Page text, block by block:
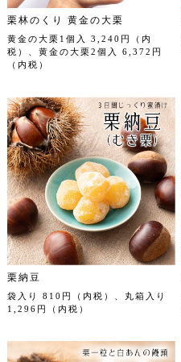
栗林のくり 黄金の大栗
黄金の大栗1個入 3,240円（内
税）、黄金の大栗2個入 6,372円
（内税）
栗納豆
袋入り 810円（内税）、丸箱入り
1,296円（内税）